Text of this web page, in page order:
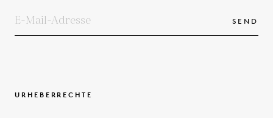
SEND
URHEBERRECHTE